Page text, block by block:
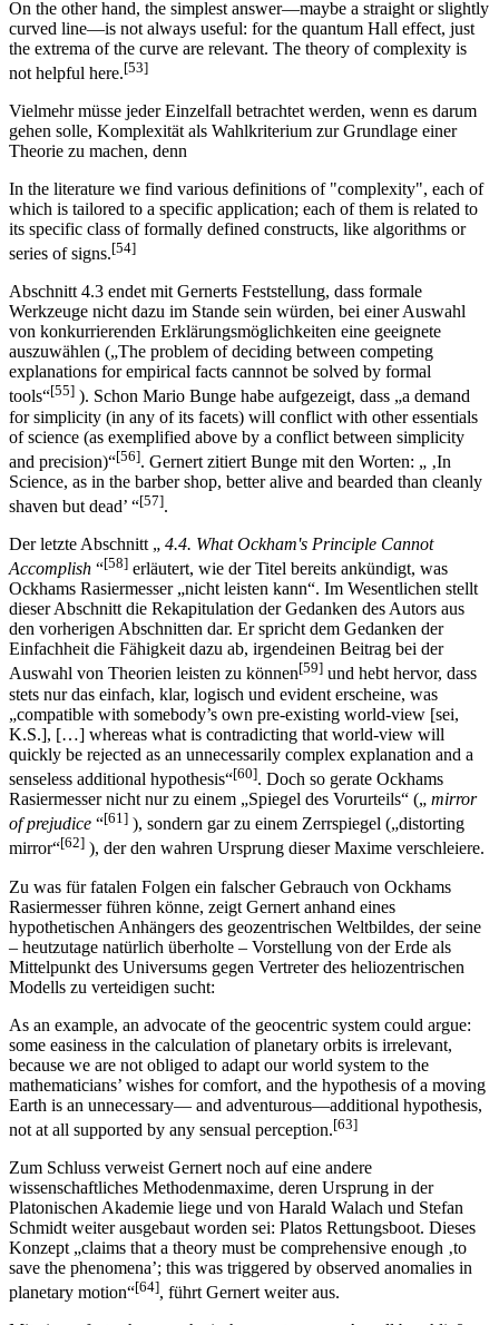
On the other hand, the simplest answer―maybe a straight or slightly
curved line—is not always useful: for the quantum Hall effect, just
the extrema of the curve are relevant. The theory of complexity is
not helpful here.[53]
Vielmehr müsse jeder Einzelfall betrachtet werden, wenn es darum
gehen solle, Komplexität als Wahlkriterium zur Grundlage einer
Theorie zu machen, denn
In the literature we find various definitions of "complexity", each of
which is tailored to a specific application; each of them is related to
its specific class of formally defined constructs, like algorithms or
series of signs.[54]
Abschnitt 4.3 endet mit Gernerts Feststellung, dass formale
Werkzeuge nicht dazu im Stande sein würden, bei einer Auswahl
von konkurrierenden Erklärungsmöglichkeiten eine geeignete
auszuwählen („The problem of deciding between competing
explanations for empirical facts cannnot be solved by formal
tools“[55] ). Schon Mario Bunge habe aufgezeigt, dass „a demand
for simplicity (in any of its facets) will conflict with other essentials
of science (as exemplified above by a conflict between simplicity
and precision)“[56]. Gernert zitiert Bunge mit den Worten: „ ‚In
Science, as in the barber shop, better alive and bearded than cleanly
shaven but dead’ “[57].
Der letzte Abschnitt „ 4.4. What Ockham's Principle Cannot
Accomplish “[58] erläutert, wie der Titel bereits ankündigt, was
Ockhams Rasiermesser „nicht leisten kann“. Im Wesentlichen stellt
dieser Abschnitt die Rekapitulation der Gedanken des Autors aus
den vorherigen Abschnitten dar. Er spricht dem Gedanken der
Einfachheit die Fähigkeit dazu ab, irgendeinen Beitrag bei der
Auswahl von Theorien leisten zu können[59] und hebt hervor, dass
stets nur das einfach, klar, logisch und evident erscheine, was
„compatible with somebody’s own pre-existing world-view [sei,
K.S.], […] whereas what is contradicting that world-view will
quickly be rejected as an unnecessarily complex explanation and a
senseless additional hypothesis“[60]. Doch so gerate Ockhams
Rasiermesser nicht nur zu einem „Spiegel des Vorurteils“ („ mirror
of prejudice “[61] ), sondern gar zu einem Zerrspiegel („distorting
mirror“[62] ), der den wahren Ursprung dieser Maxime verschleiere.
Zu was für fatalen Folgen ein falscher Gebrauch von Ockhams
Rasiermesser führen könne, zeigt Gernert anhand eines
hypothetischen Anhängers des geozentrischen Weltbildes, der seine
– heutzutage natürlich überholte – Vorstellung von der Erde als
Mittelpunkt des Universums gegen Vertreter des heliozentrischen
Modells zu verteidigen sucht:
As an example, an advocate of the geocentric system could argue:
some easiness in the calculation of planetary orbits is irrelevant,
because we are not obliged to adapt our world system to the
mathematicians’ wishes for comfort, and the hypothesis of a moving
Earth is an unnecessary― and adventurous―additional hypothesis,
not at all supported by any sensual perception.[63]
Zum Schluss verweist Gernert noch auf eine andere
wissenschaftliches Methodenmaxime, deren Ursprung in der
Platonischen Akademie liege und von Harald Walach und Stefan
Schmidt weiter ausgebaut worden sei: Platos Rettungsboot. Dieses
Konzept „claims that a theory must be comprehensive enough ‚to
save the phenomena’; this was triggered by observed anomalies in
planetary motion“[64], führt Gernert weiter aus.